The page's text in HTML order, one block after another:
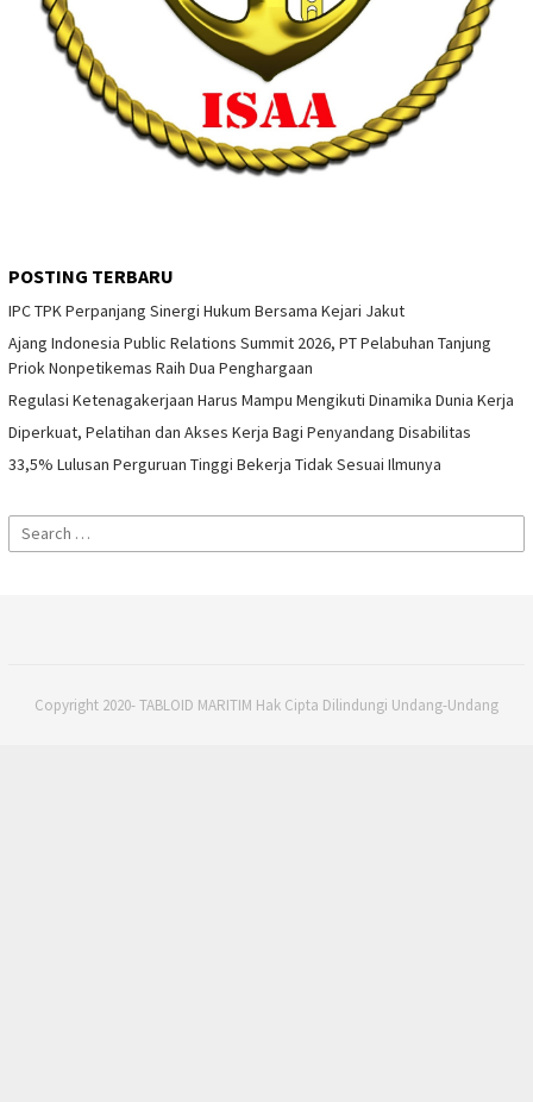
POSTING TERBARU
IPC TPK Perpanjang Sinergi Hukum Bersama Kejari Jakut
Ajang Indonesia Public Relations Summit 2026, PT Pelabuhan Tanjung
Priok Nonpetikemas Raih Dua Penghargaan
Regulasi Ketenagakerjaan Harus Mampu Mengikuti Dinamika Dunia Kerja
Diperkuat, Pelatihan dan Akses Kerja Bagi Penyandang Disabilitas
33,5% Lulusan Perguruan Tinggi Bekerja Tidak Sesuai Ilmunya
Search
for:
Copyright 2020- TABLOID MARITIM Hak Cipta Dilindungi Undang-Undang